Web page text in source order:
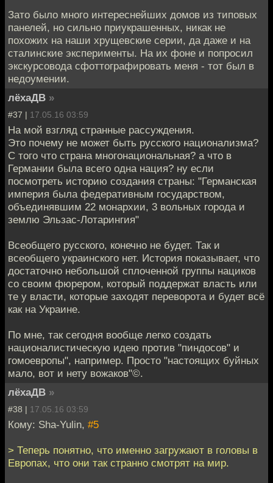
Зато было много интереснейших домов из типовых
панелей, но сильно приукрашенных, никак не
похожих на наши хрущевские серии, да даже и на
сталинские эксперименты. На их фоне и попросил
экскурсовода сфоттографировать меня - тот был в
недоумении.
лёхаДВ »
#37 | 17.05.16 03:59
На мой взгляд странные рассуждения.
Это почему не может быть русского национализма?
С того что страна многонациональная? а что в
Германии была всего одна нация? ну если
посмотреть историю создания страны: "Германская
империя была федеративным государством,
объединявшим 22 монархии, 3 вольных города и
землю Эльзас-Лотарингия"
Всеобщего русского, конечно не будет. Так и
всеобщего украинского нет. История показывает, что
достаточно небольшой сплоченной группы нациков
со своим фюрером, который поддержат власть или
те у власти, которые заходят переворота и будет всё
как на Украине.
По мне, так сегодня вообще легко создать
националистическую идею против "пиндосов" и
гомоевропы", например. Просто "настоящих буйных
мало, вот и нету вожаков"©.
лёхаДВ »
#38 | 17.05.16 03:59
Кому: Sha-Yulin, #5
> Теперь понятно, что именно загружают в головы в
Европах, что они так странно смотрят на мир.